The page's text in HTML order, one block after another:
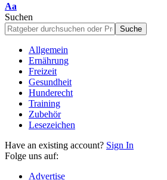
Schriftgrößenanpassung
Aa
Suchen
Allgemein
Ernährung
Freizeit
Gesundheit
Hunderecht
Training
Zubehör
Lesezeichen
Have an existing account? Sign In
Folge uns auf:
Advertise